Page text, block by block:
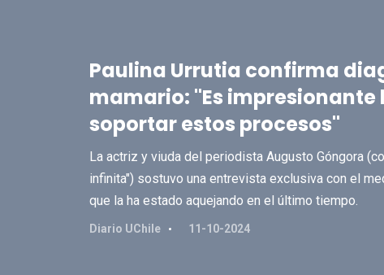
Paulina Urrutia confirma
mamario: "Es
soportar estos procesos"
La actriz y viuda del periodista Augusto Góngora
infinita") sostuvo una entrevista exclusiva con el
que la ha estado aquejando en el último tiempo.
Diario UChile 11-10-2024